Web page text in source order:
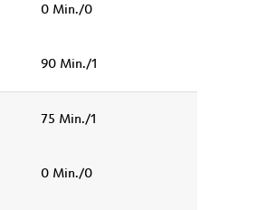
0 Min./0
90 Min./1
75 Min./1
0 Min./0